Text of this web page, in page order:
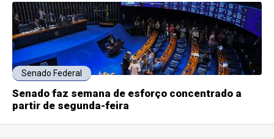
Senado Federal
Senado faz semana de esforço concentrado a
partir de segunda-feira